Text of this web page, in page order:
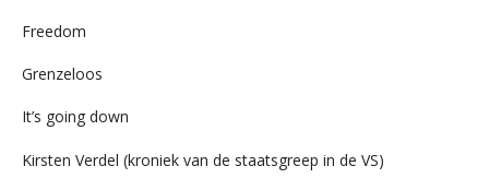
Freedom
Grenzeloos
It’s going down
Kirsten Verdel (kroniek van de staatsgreep in de VS)